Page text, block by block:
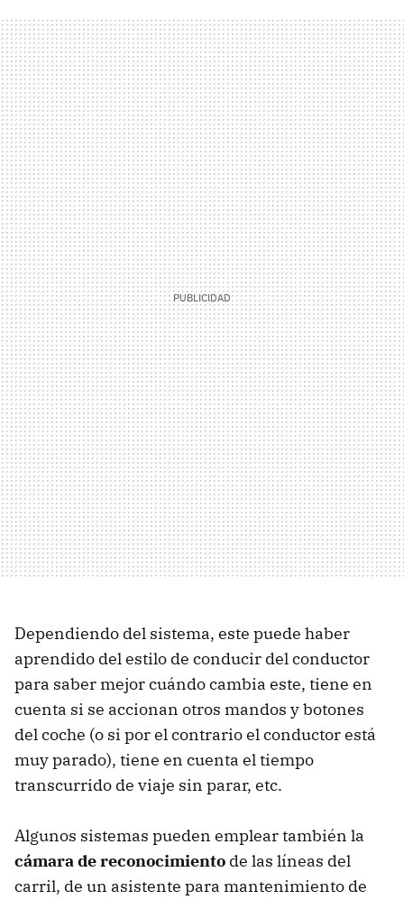
Dependiendo del sistema, este puede haber
aprendido del estilo de conducir del conductor
para saber mejor cuándo cambia este, tiene en
cuenta si se accionan otros mandos y botones
del coche (o si por el contrario el conductor está
muy parado), tiene en cuenta el tiempo
transcurrido de viaje sin parar, etc.
Algunos sistemas pueden emplear también la
cámara de reconocimiento de las líneas del
carril, de un asistente para mantenimiento de